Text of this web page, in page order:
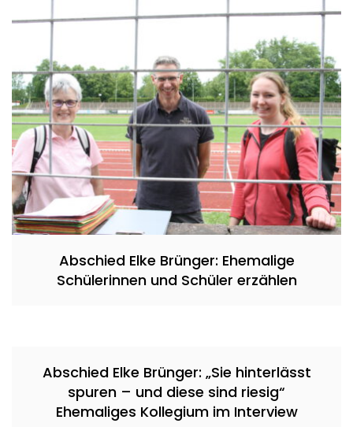
Abschied Elke Brünger: Ehemalige
Schülerinnen und Schüler erzählen
Abschied Elke Brünger: „Sie hinterlässt
spuren – und diese sind riesig“
Ehemaliges Kollegium im Interview